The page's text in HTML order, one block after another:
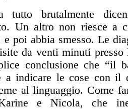
tutto brutalmente
Un altro non riesce a
poi abbia smesso. Le
da venti minuti presso
conclusione che “il
a indicare le cose con il
al linguaggio. Come
e Nicola, che